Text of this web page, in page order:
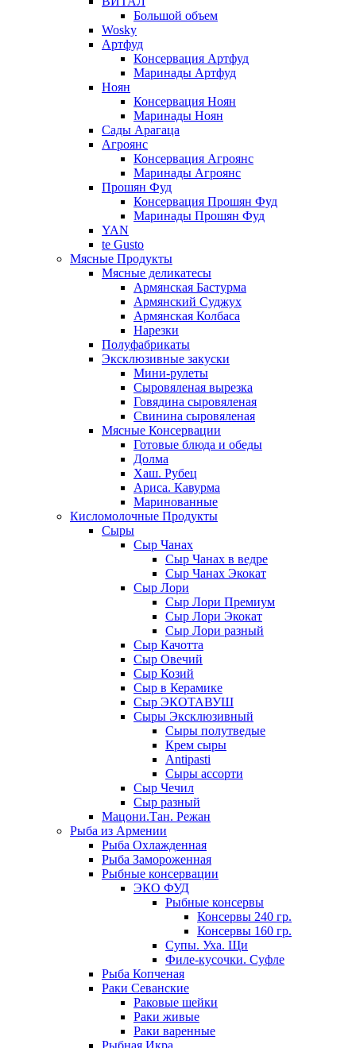
Большой объем
Wosky
Артфуд
Консервация Артфуд
Маринады Артфуд
Ноян
Консервация Ноян
Маринады Ноян
Сады Арагаца
Агроянс
Консервация Агроянс
Маринады Агроянс
Прошян Фуд
Консервация Прошян Фуд
Маринады Прошян Фуд
YAN
te Gusto
Мясные Продукты
Мясные деликатесы
Армянская Бастурма
Армянский Суджух
Армянская Колбаса
Нарезки
Полуфабрикаты
Эксклюзивные закуски
Мини-рулеты
Сыровяленая вырезка
Говядина сыровяленая
Свинина сыровяленая
Мясные Консервации
Готовые блюда и обеды
Долма
Хаш. Рубец
Ариса. Кавурма
Маринованные
Кисломолочные Продукты
Сыры
Сыр Чанах
Сыр Чанах в ведре
Сыр Чанах Экокат
Сыр Лори
Сыр Лори Премиум
Сыр Лори Экокат
Сыр Лори разный
Сыр Качотта
Сыр Овечий
Сыр Козий
Сыр в Керамике
Сыр ЭКОТАВУШ
Сыры Эксклюзивный
Сыры полутведые
Крем сыры
Antipasti
Сыры ассорти
Сыр Чечил
Сыр разный
Мацони.Тан. Режан
Рыба из Армении
Рыба Охлажденная
Рыба Замороженная
Рыбные консервации
ЭКО ФУД
Рыбные консервы
Консервы 240 гр.
Консервы 160 гр.
Супы. Уха. Щи
Филе-кусочки. Суфле
Рыба Копченая
Раки Севанские
Раковые шейки
Раки живые
Раки варенные
Рыбная Икра